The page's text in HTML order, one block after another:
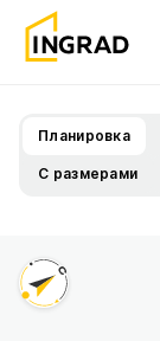
Планировка
С размерами